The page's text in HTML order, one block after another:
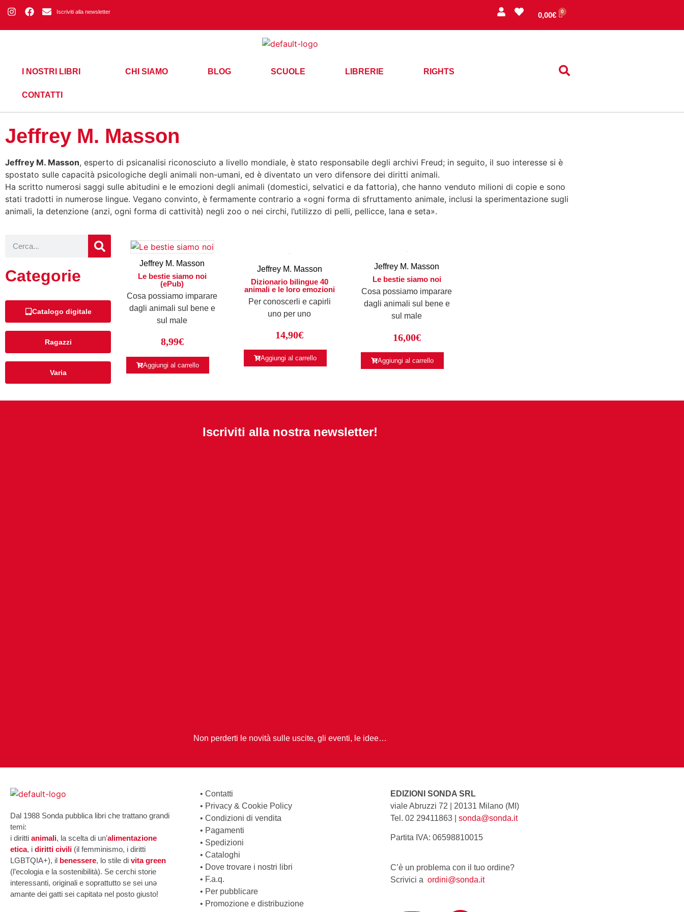
Iscriviti alla newsletter 0,00€
I NOSTRI LIBRI CHI SIAMO BLOG SCUOLE LIBRERIE RIGHTS
CONTATTI
Jeffrey M. Masson
Jeffrey M. Masson, esperto di psicanalisi riconosciuto a livello mondiale, è stato responsabile degli archivi Freud; in seguito, il suo interesse si è
spostato sulle capacità psicologiche degli animali non-umani, ed è diventato un vero difensore dei diritti animali.
Ha scritto numerosi saggi sulle abitudini e le emozioni degli animali (domestici, selvatici e da fattoria), che hanno venduto milioni di copie e sono
stati tradotti in numerose lingue. Vegano convinto, è fermamente contrario a «ogni forma di sfruttamento animale, inclusi la sperimentazione sugli
animali, la detenzione (anzi, ogni forma di cattività) negli zoo o nei circhi, l’utilizzo di pelli, pellicce, lana e seta».
Categorie
Catalogo digitale
Ragazzi
Varia
Jeffrey M. Masson
Le bestie siamo noi
(ePub)
Cosa possiamo imparare
dagli animali sul bene e
sul male
8,99€
Aggiungi al carrello
Jeffrey M. Masson
Dizionario bilingue 40
animali e le loro emozioni
Per conoscerli e capirli
uno per uno
14,90€
Aggiungi al carrello
Jeffrey M. Masson
Le bestie siamo noi
Cosa possiamo imparare
dagli animali sul bene e
sul male
16,00€
Aggiungi al carrello
Iscriviti alla nostra newsletter!
Non perderti le novità sulle uscite, gli eventi, le idee…
Dal 1988 Sonda pubblica libri che trattano grandi
temi:
i diritti animali, la scelta di un’alimentazione
etica, i diritti civili (il femminismo, i diritti
LGBTQIA+), il benessere, lo stile di vita green
(l’ecologia e la sostenibilità). Se cerchi storie
interessanti, originali e soprattutto se sei unə
amante dei gatti sei capitatə nel posto giusto!
•Contatti
• Privacy & Cookie Policy
•Condizioni di vendita
• Pagamenti
• Spedizioni
•Cataloghi
• Dove trovare i nostri libri
• F.a.q.
• Per pubblicare
• Promozione e distribuzione
EDIZIONI SONDA SRL
viale Abruzzi 72 | 20131 Milano (MI)
Tel. 02 29411863 | sonda@sonda.it
Partita IVA: 06598810015
C’è un problema con il tuo ordine?
Scrivici a ordini@sonda.it